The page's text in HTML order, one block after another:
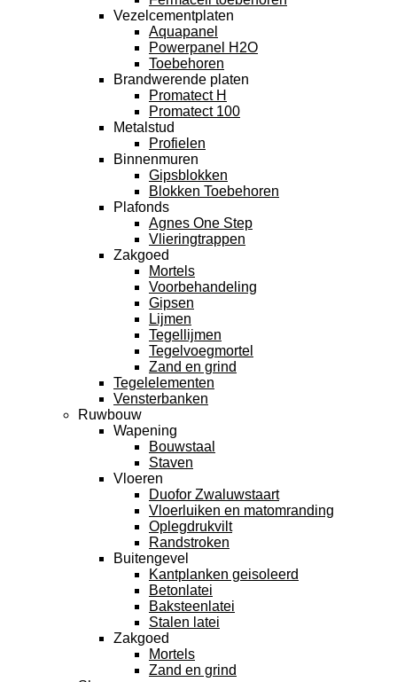
Vezelcementplaten
Aquapanel
Powerpanel H2O
Toebehoren
Brandwerende platen
Promatect H
Promatect 100
Metalstud
Profielen
Binnenmuren
Gipsblokken
Blokken Toebehoren
Plafonds
Agnes One Step
Vlieringtrappen
Zakgoed
Mortels
Voorbehandeling
Gipsen
Lijmen
Tegellijmen
Tegelvoegmortel
Zand en grind
Tegelelementen
Vensterbanken
Ruwbouw
Wapening
Bouwstaal
Staven
Vloeren
Duofor Zwaluwstaart
Vloerluiken en matomranding
Oplegdrukvilt
Randstroken
Buitengevel
Kantplanken geisoleerd
Betonlatei
Baksteenlatei
Stalen latei
Zakgoed
Mortels
Zand en grind